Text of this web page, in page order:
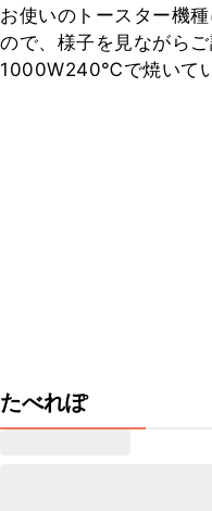
お使いのトースター機
ので、様子を見ながら
1000W240℃で焼いてい
たべれぽ